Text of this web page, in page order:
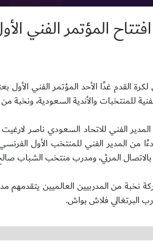
افتتاح المؤتمر الفني
لكرة القدم غدًا الأحد المؤتمر الفني
للمنتخبات والأندية السعودية، ونخبة من
الفني للاتحاد السعودي ناصر
من المدير الفني للمنتخب الأول
المرئي، ومدرب منتخب الشباب
البرتغالي فلاش بواش.